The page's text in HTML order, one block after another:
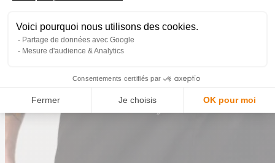
Voici pourquoi nous utilisons des cookies.
Partage de données avec Google
Mesure d'audience & Analytics
Consentements certifiés par
Fermer Je choisis OK pour moi